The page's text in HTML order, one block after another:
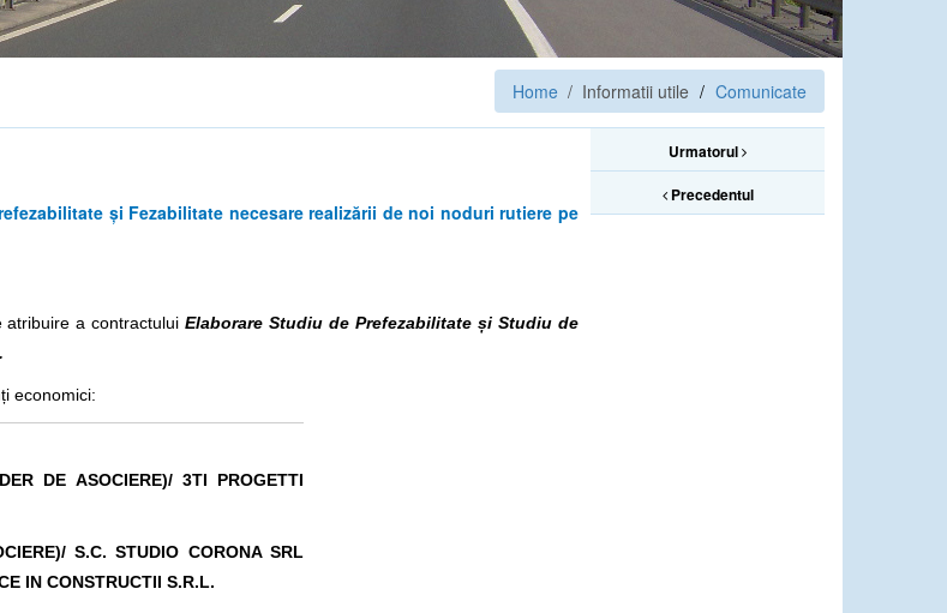
Home / Informatii utile Comunicate
Urmatorul
Precedentul
și Fezabilitate necesare realizării de noi noduri rutiere pe
atribuire a contractuluiElaborare Studiu de Prefezabilitate și Studiu de
economici:
DE ASOCIERE)/ 3TI PROGETTI
S.C. STUDIO CORONA SRL
IN CONSTRUCTII S.R.L.